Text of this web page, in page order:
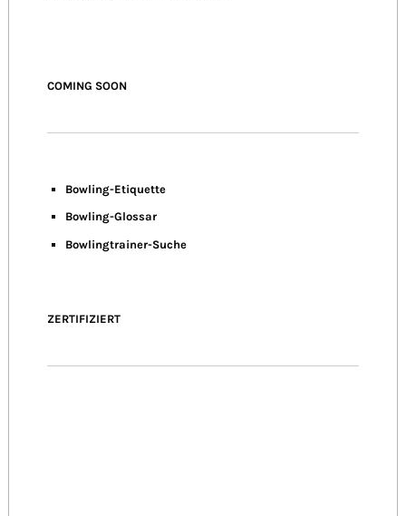
COMING SOON
Bowling-Etiquette
Bowling-Glossar
Bowlingtrainer-Suche
ZERTIFIZIERT